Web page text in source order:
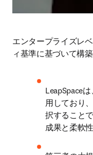
エンタープライズレ
ィ基準に基づいて構
LeapSpace
用しており
択すること
成果と柔軟